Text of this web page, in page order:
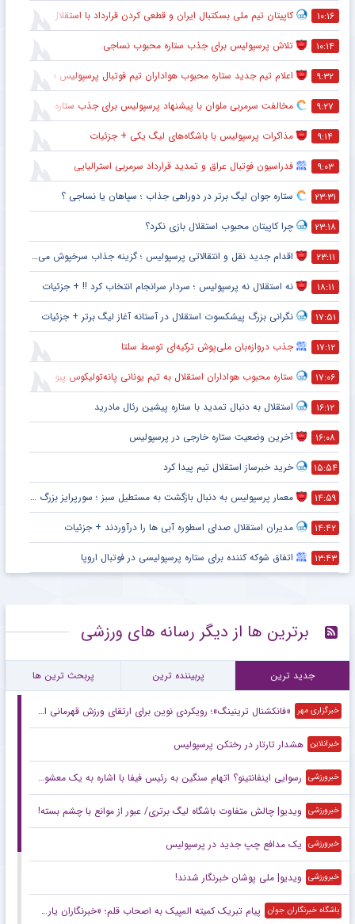
۱۰:۱۶ کاپیتان تیم ملی بسکتبال ایران و قطعی کردن قرارداد با استقلال
۱۰:۱۴ تلاش پرسپولیس برای جذب ستاره محبوب نساجی
۹:۳۲ اعلام تیم جدید ستاره محبوب هواداران تیم فوتبال پرسپولیس طی ۴۸ ساعت آینده
۹:۲۷ مخالفت سرمربی ملوان با پیشنهاد پرسپولیس برای جذب ستاره محبوبش
۹:۱۴ مذاکرات پرسپولیس با باشگاه‌های لیگ یکی + جزئیات
۹:۰۳ فدراسیون فوتبال عراق و تمدید قرارداد سرمربی استرالیایی
۲۳:۳۱ ستاره جوان لیگ برتر در دوراهی جذاب ؛ سپاهان یا نساجی ؟
۲۳:۱۸ چرا کاپیتان محبوب استقلال بازی نکرد؟
۲۳:۱۱ اقدام جدید نقل و انتقالاتی پرسپولیس ؛ گزینه جذاب سرخپوش می شود؟
۱۸:۱۱ نه استقلال نه پرسپولیس ؛ سردار سرانجام انتخاب کرد !! + جزئیات
۱۷:۵۱ نگرانی بزرگ پیشکسوت استقلال در آستانه آغاز لیگ برتر + جزئیات
۱۷:۱۲ جذب دروازه‌بان ملی‌پوش ترکیه‌ای توسط سلتا
۱۷:۰۶ ستاره محبوب هواداران استقلال به تیم یونانی پانه‌تولیکوس پیوست
۱۶:۱۲ استقلال به دنبال تمدید با ستاره پیشین رئال مادرید
۱۶:۰۸ آخرین وضعیت ستاره خارجی در پرسپولیس
۱۵:۵۴ خرید خبرساز استقلال تیم پیدا کرد
۱۴:۵۹ معمار پرسپولیس به دنبال بازگشت به مستطیل سبز ؛ سورپرایز بزرگ در راه است ؟ + جزئیات
۱۴:۴۲ مدیران استقلال صدای اسطوره آبی ها را درآوردند + جزئیات
۱۳:۴۳ اتفاق شوکه کننده برای ستاره پرسپولیسی در فوتبال اروپا
برترین ها از دیگر رسانه های ورزشی
جدید ترین پربیننده ترین پربحث ترین ها
خبرگزاری مهر «فانکشنال ترینینگ»؛ رویکردی نوین برای ارتقای ورزش قهرمانی ایران
خبرانلاین هشدار تارتار در رختکن پرسپولیس
خبرورزشی رسوایی اینفانتینو؟ اتهام سنگین به رئیس فیفا با اشاره به یک معشوقه!
خبرورزشی ویدیو| چالش متفاوت باشگاه لیگ برتری/ عبور از موانع با چشم بسته!
خبرورزشی یک مدافع چپ جدید در پرسپولیس
خبرورزشی ویدیو| ملی پوشان خبرنگار شدند!
باشگاه خبرنگاران جوان پیام تبریک کمیته المپیک به اصحاب قلم؛ «خبرنگاران یاری‌گر قهرمانان هستند»